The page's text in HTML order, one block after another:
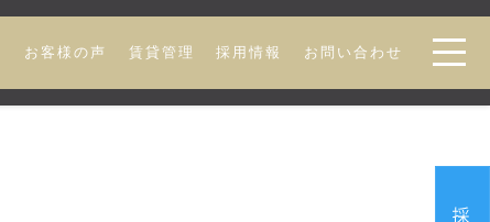
お客様の声 賃貸管理 採用情報 お問い合わせ